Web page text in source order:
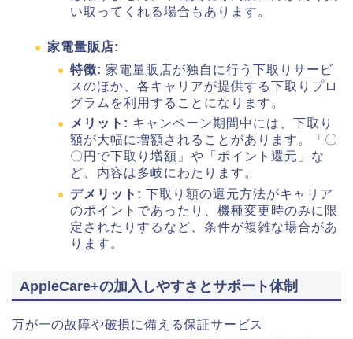
い取ってくれる場合もあります。
家電量販店:
特徴: 家電量販店が独自に行う下取りサービ
スのほか、各キャリアが提供する下取りプロ
グラムを利用することになります。
メリット: キャンペーン期間中には、下取り
額が大幅に増額されることがあります。「〇
〇円で下取り増額」や「ポイント還元」な
ど、内容は多岐にわたります。
デメリット: 下取り額の還元方法がキャリア
のポイントであったり、機種変更時のみに限
定されたりするなど、条件が複雑な場合があ
ります。
AppleCare+の加入しやすさとサポート体制
万が一の故障や破損に備える保証サービス